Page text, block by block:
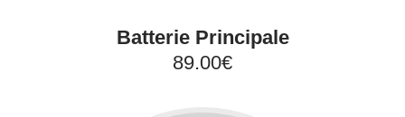
Batterie Principale
89.00€